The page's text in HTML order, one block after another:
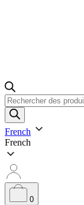
Recherche
de
produits
French
French
0